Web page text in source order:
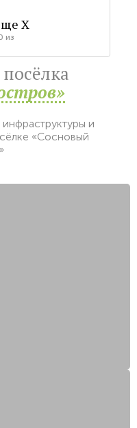
X
из
и
«Сосновый